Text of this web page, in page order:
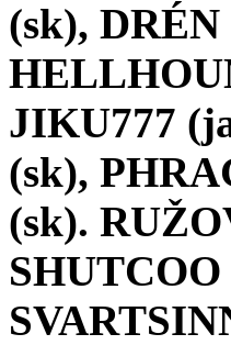
(sk),
JIKU777
(sk),
(sk).